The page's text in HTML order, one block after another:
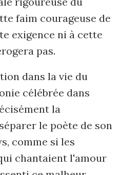
faim courageuse de
exigence ni à cette
pas.
dans la vie du
célébrée dans
la
le poète de son
comme si les
chantaient l'amour